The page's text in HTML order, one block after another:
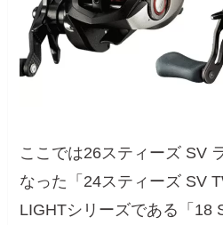
ここでは26スティーズ SV
なった「24スティーズ SV
LIGHTシリーズである「18